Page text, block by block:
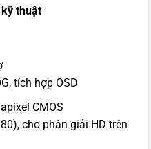
thuật
tích hợp OSD
CMOS
cho phân giải HD trên